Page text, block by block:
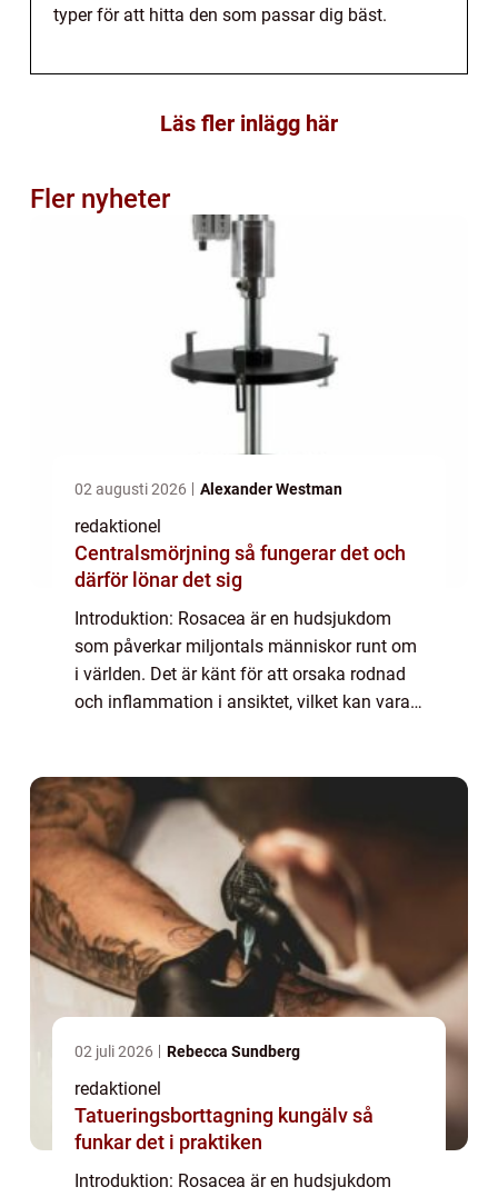
typer för att hitta den som passar dig bäst.
Läs fler inlägg här
Fler nyheter
02 augusti 2026 Alexander Westman
redaktionel
Centralsmörjning så fungerar det och
därför lönar det sig
Introduktion: Rosacea är en hudsjukdom
som påverkar miljontals människor runt om
i världen. Det är känt för att orsaka rodnad
och inflammation i ansiktet, vilket kan vara
02 juli 2026 Rebecca Sundberg
redaktionel
Tatueringsborttagning kungälv så
funkar det i praktiken
Introduktion: Rosacea är en hudsjukdom